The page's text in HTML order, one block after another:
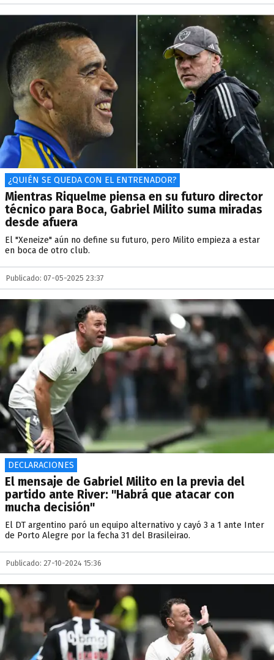
¿QUIÉN SE QUEDA CON EL ENTRENADOR?
Mientras Riquelme piensa en su futuro director
técnico para Boca, Gabriel Milito suma miradas
desde afuera
El "Xeneize" aún no define su futuro, pero Milito empieza a estar
en boca de otro club.
Publicado: 07-05-2025 23:37
DECLARACIONES
El mensaje de Gabriel Milito en la previa del
partido ante River: "Habrá que atacar con
mucha decisión"
El DT argentino paró un equipo alternativo y cayó 3 a 1 ante Inter
de Porto Alegre por la fecha 31 del Brasileirao.
Publicado: 27-10-2024 15:36